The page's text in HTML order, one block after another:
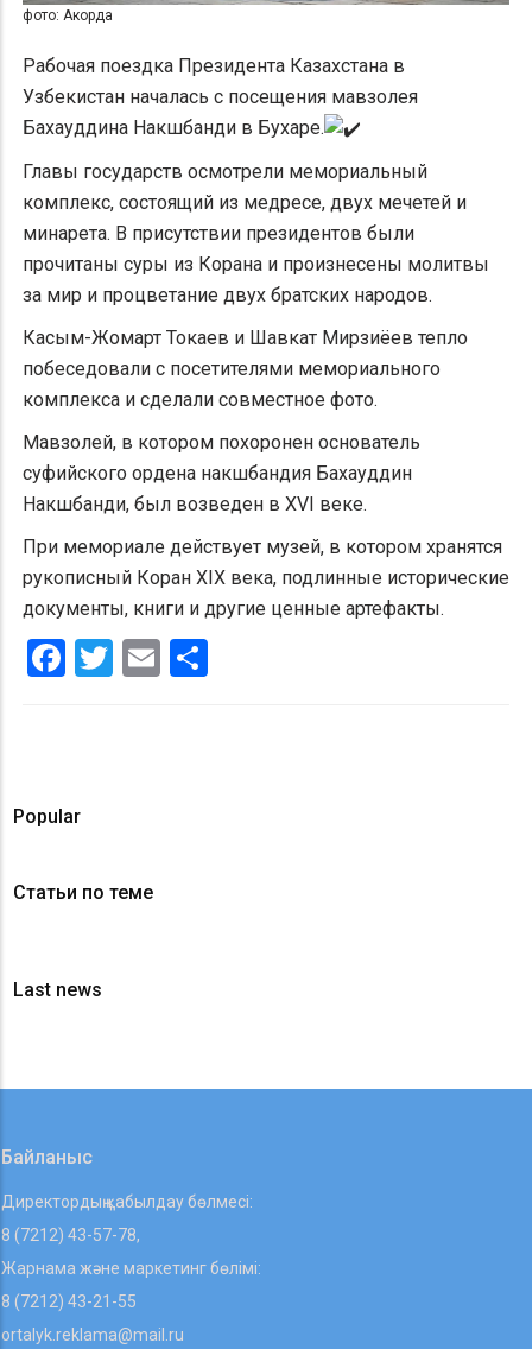
фото: Акорда
Рабочая поездка Президента Казахстана в
Узбекистан началась с посещения мавзолея
Бахауддина Накшбанди в Бухаре.
Главы государств осмотрели мемориальный
комплекс, состоящий из медресе, двух мечетей и
минарета. В присутствии президентов были
прочитаны суры из Корана и произнесены молитвы
за мир и процветание двух братских народов.
Касым-Жомарт Токаев и Шавкат Мирзиёев тепло
побеседовали с посетителями мемориального
комплекса и сделали совместное фото.
Мавзолей, в котором похоронен основатель
суфийского ордена накшбандия Бахауддин
Накшбанди, был возведен в XVI веке.
При мемориале действует музей, в котором хранятся
рукописный Коран XIX века, подлинные исторические
документы, книги и другие ценные артефакты.
Facebook
Twitter
Email
Popular
Статьи по теме
Last news
Байланыс
Директордың қабылдау бөлмесі:
8 (7212) 43-57-78,
Жарнама және маркетинг бөлімі:
8 (7212) 43-21-55
ortalyk.reklama@mail.ru